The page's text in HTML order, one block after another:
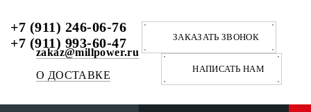
+7 (911) 246-06-76
+7 (911) 993-60-47
ЗАКАЗАТЬ ЗВОНОК
zakaz@millpower.ru
О ДОСТАВКЕ
НАПИСАТЬ НАМ